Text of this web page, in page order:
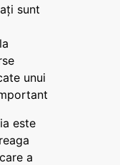
sunt
unui
este
a